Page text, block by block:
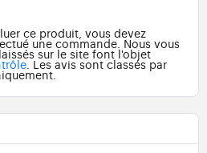
ce produit, vous devez
une commande. Nous vous
sur le site font l'objet
. Les avis sont classés par